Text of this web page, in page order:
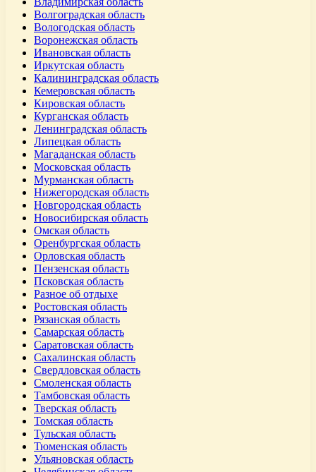
Волгоградская область
Вологодская область
Воронежская область
Ивановская область
Иркутская область
Калининградская область
Кемеровская область
Кировская область
Курганская область
Ленинградская область
Липецкая область
Магаданская область
Московская область
Мурманская область
Нижегородская область
Новгородская область
Новосибирская область
Омская область
Оренбургская область
Орловская область
Пензенская область
Псковская область
Разное об отдыхе
Ростовская область
Рязанская область
Самарская область
Саратовская область
Сахалинская область
Свердловская область
Смоленская область
Тамбовская область
Тверская область
Томская область
Тульская область
Тюменская область
Ульяновская область